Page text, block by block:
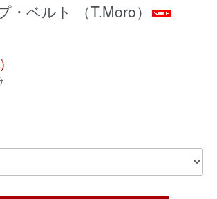
・ベルト （T.Moro）